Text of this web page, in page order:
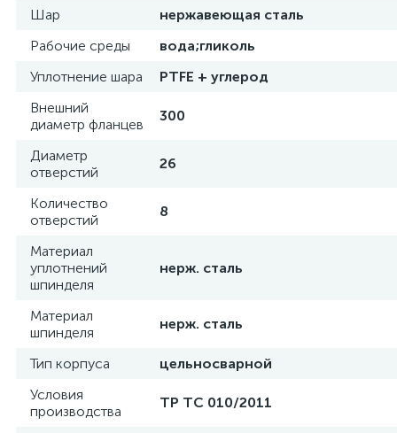
Шар
нержавеющая сталь
Рабочие среды
вода;гликоль
Уплотнение шара
PTFE + углерод
Внешний
диаметр фланцев
300
Диаметр
отверстий
26
Количество
отверстий
8
Материал
уплотнений
шпинделя
нерж. сталь
Материал
шпинделя
нерж. сталь
Тип корпуса
цельносварной
Условия
производства
ТР ТС 010/2011